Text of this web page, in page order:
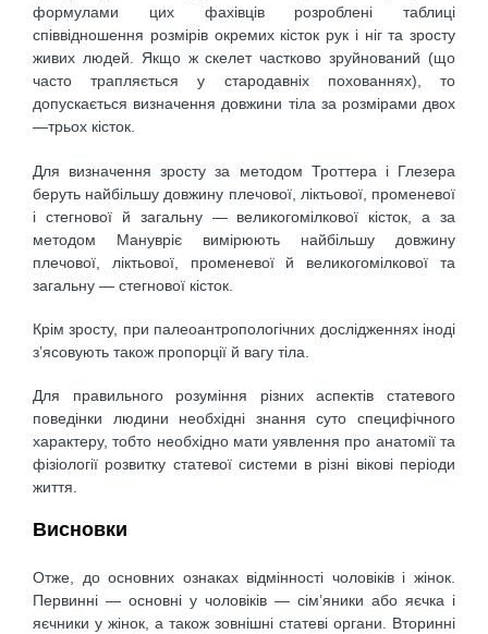
формулами цих фахівців розроблені таблиці
співвідношення розмірів окремих кісток рук і ніг та зросту
живих людей. Якщо ж скелет частково зруйнований (що
часто трапляється у стародавніх похованнях), то
допускається визначення довжини тіла за розмірами двох
—трьох кісток.
Для визначення зросту за методом Троттера і Глезера
беруть найбільшу довжину плечової, ліктьової, променевої
і стегнової й загальну — великогомілкової кісток, а за
методом Манувріє вимірюють найбільшу довжину
плечової, ліктьової, променевої й великогомілкової та
загальну — стегнової кісток.
Крім зросту, при палеоантропологічних дослідженнях іноді
з’ясовують також пропорції й вагу тіла.
Для правильного розуміння різних аспектів статевого
поведінки людини необхідні знання суто специфічного
характеру, тобто необхідно мати уявлення про анатомії та
фізіології розвитку статевої системи в різні вікові періоди
життя.
Висновки
Отже, до основних ознаках відмінності чоловіків і жінок.
Первинні — основні у чоловіків — сім’яники або яєчка і
яєчники у жінок, а також зовнішні статеві органи. Вторинні